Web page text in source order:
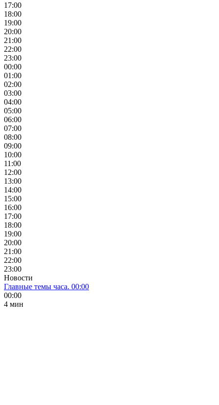
17:00
18:00
19:00
20:00
21:00
22:00
23:00
00:00
01:00
02:00
03:00
04:00
05:00
06:00
07:00
08:00
09:00
10:00
11:00
12:00
13:00
14:00
15:00
16:00
17:00
18:00
19:00
20:00
21:00
22:00
23:00
Новости
Главные темы часа. 00:00
00:00
4 мин